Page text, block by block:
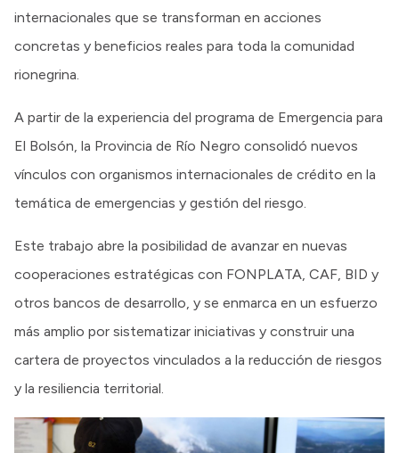
internacionales que se transforman en acciones
concretas y beneficios reales para toda la comunidad
rionegrina.
A partir de la experiencia del programa de Emergencia para
El Bolsón, la Provincia de Río Negro consolidó nuevos
vínculos con organismos internacionales de crédito en la
temática de emergencias y gestión del riesgo.
Este trabajo abre la posibilidad de avanzar en nuevas
cooperaciones estratégicas con FONPLATA, CAF, BID y
otros bancos de desarrollo, y se enmarca en un esfuerzo
más amplio por sistematizar iniciativas y construir una
cartera de proyectos vinculados a la reducción de riesgos
y la resiliencia territorial.